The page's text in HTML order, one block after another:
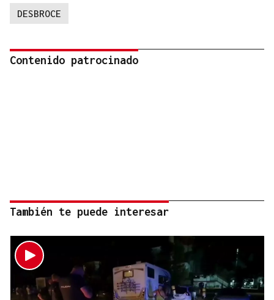
DESBROCE
Contenido patrocinado
También te puede interesar